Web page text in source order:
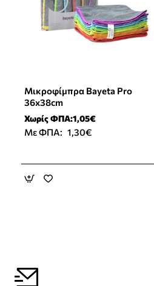
Νέο Προϊόν
Μικροφίμπρα Bayeta Pro
36x38cm
Χωρίς ΦΠΑ:1,05€
Με ΦΠΑ: 1,30€